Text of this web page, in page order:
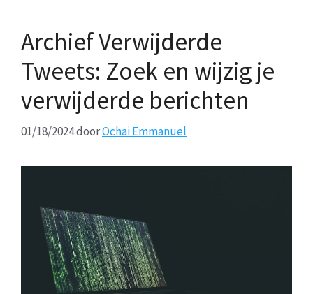
Archief Verwijderde
Tweets: Zoek en wijzig je
verwijderde berichten
01/18/2024doorOchai Emmanuel